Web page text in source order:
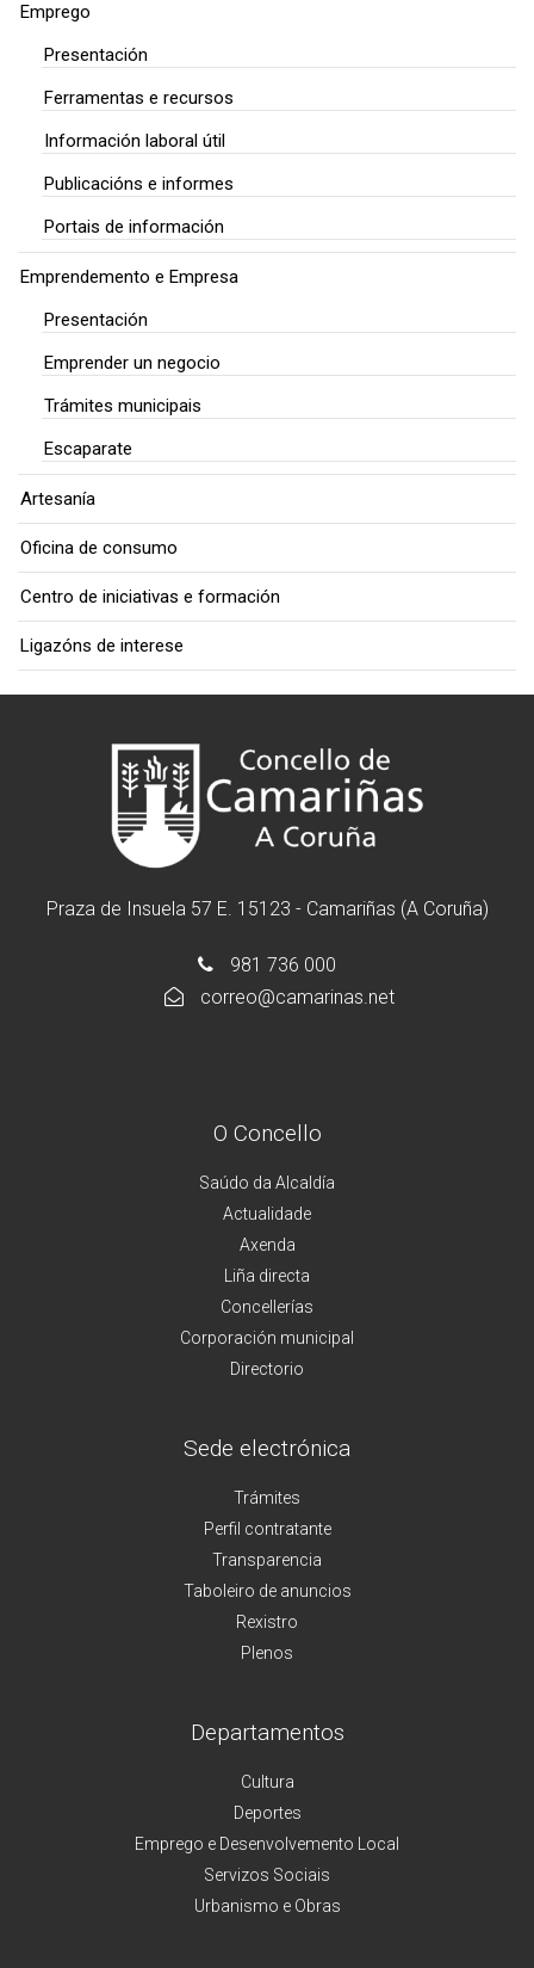
Emprego
Presentación
Ferramentas e recursos
Información laboral útil
Publicacións e informes
Portais de información
Emprendemento e Empresa
Presentación
Emprender un negocio
Trámites municipais
Escaparate
Artesanía
Oficina de consumo
Centro de iniciativas e formación
Ligazóns de interese
Praza de Insuela 57 E. 15123 - Camariñas (A Coruña)
981 736 000
correo@camarinas.net
O Concello
Saúdo da Alcaldía
Actualidade
Axenda
Liña directa
Concellerías
Corporación municipal
Directorio
Sede electrónica
Trámites
Perfil contratante
Transparencia
Taboleiro de anuncios
Rexistro
Plenos
Departamentos
Cultura
Deportes
Emprego e Desenvolvemento Local
Servizos Sociais
Urbanismo e Obras